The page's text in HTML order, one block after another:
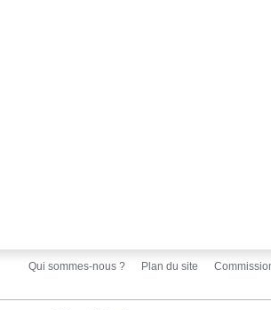
Qui sommes-nous ? Plan du site